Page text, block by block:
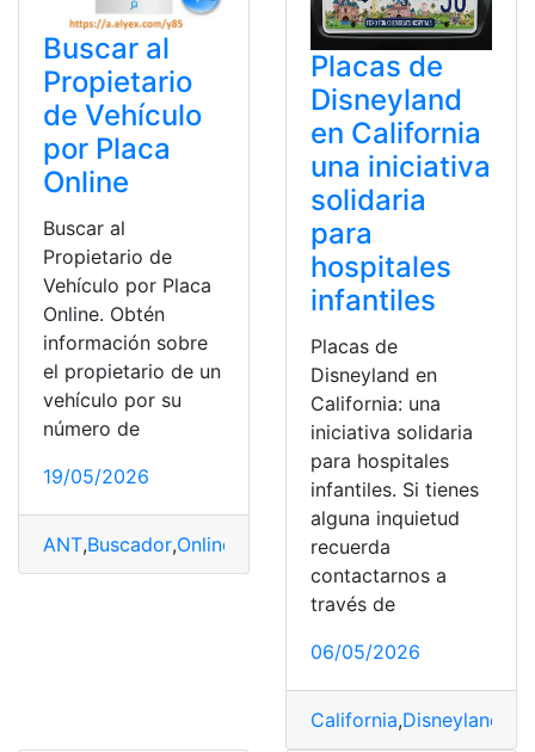
Buscar al
Propietario
de Vehículo
por Placa
Online
Buscar al
Propietario de
Vehículo por Placa
Online. Obtén
información sobre
el propietario de un
vehículo por su
número de
19/05/2026
ANT,Buscador,Online Vehículos
Placas de
Disneyland
en California
una iniciativa
solidaria
para
hospitales
infantiles
Placas de
Disneyland en
California: una
iniciativa solidaria
para hospitales
infantiles. Si tienes
alguna inquietud
recuerda
contactarnos a
través de
06/05/2026
California,Disneyland